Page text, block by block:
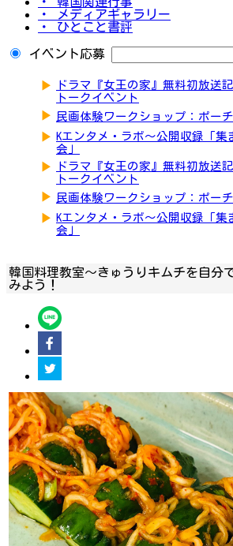
・ メディアギャラリー
・ ひとこと書評
イベント応募
▶
ドラマ『女王の家』無料初放送
トークイベント
▶ 民画体験ワークショップ：ポー
▶ Kエンタメ・ラボ～公開収録「集
会」
▶
ドラマ『女王の家』無料初放送
トークイベント
▶ 民画体験ワークショップ：ポー
▶ Kエンタメ・ラボ～公開収録「集
会」
韓国料理教室〜きゅうりキムチを自分
みよう！